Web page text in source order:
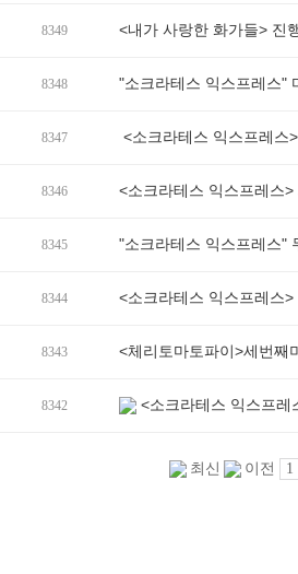
8349 <내가 사랑한 화가들> 진
8348 "소크라테스 익스프레스"
8347 <소크라테스 익스프레스
8346 <소크라테스 익스프레스>
8345 "소크라테스 익스프레스"
8344 <소크라테스 익스프레스
8343 <체리토마토파이>세번째
8342 <소크라테스 익스프
최신 이전 1